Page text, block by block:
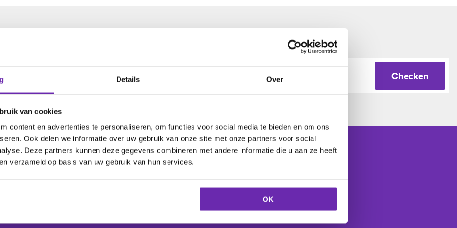
Details Over
van cookies
content en advertenties te personaliseren, om functies voor social media te bieden en om ons
Ook delen we informatie over uw gebruik van onze site met onze partners voor social
Deze partners kunnen deze gegevens combineren met andere informatie die u aan ze heeft
verzameld op basis van uw gebruik van hun services.
OK
domeinnaam
Checken
230 klanten